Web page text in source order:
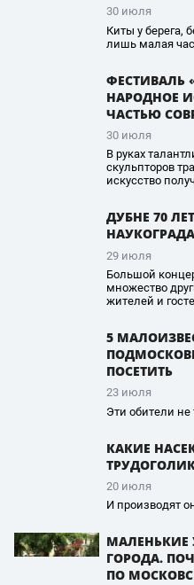
30 июля
Киты у берега,
лишь малая
ФЕСТИВАЛЬ
НАРОДНОЕ
ЧАСТЬЮ
30 июля
В руках
скульпторов
искусство
ДУБНЕ 70
НАУКОГРАДА
29 июля
Большой
множество
жителей и
5
ПОСЕТИТЬ
23 июля
Эти обители не
КАКИЕ
20 июля
И производят
МАЛЕНЬКИЕ
ГОРОДА.
ПО